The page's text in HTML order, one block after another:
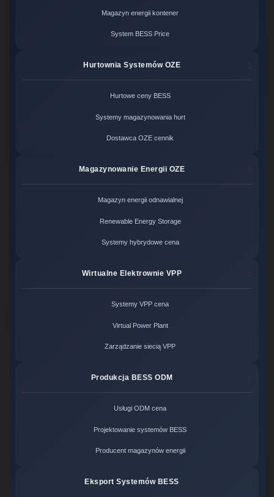
Magazyn energii kontener
System BESS Price
Hurtownia Systemów OZE
Hurtowe ceny BESS
Systemy magazynowania hurt
Dostawca OZE cennik
Magazynowanie Energii OZE
Magazyn energii odnawialnej
Renewable Energy Storage
Systemy hybrydowe cena
Wirtualne Elektrownie VPP
Systemy VPP cena
Virtual Power Plant
Zarządzanie siecią VPP
Produkcja BESS ODM
Usługi ODM cena
Projektowanie systemów BESS
Producent magazynów energii
Eksport Systemów BESS